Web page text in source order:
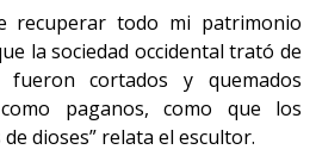
recuperar todo mi patrimonio
la sociedad occidental trató de
cortados y quemados
paganos, como que los
dioses” relata el escultor.